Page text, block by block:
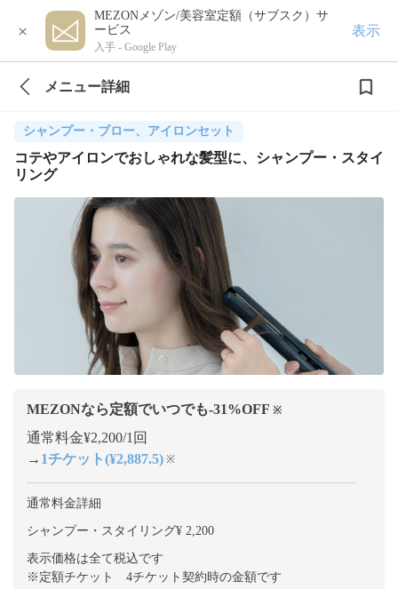
×
MEZONメゾン/美容室定額（サブスク）サ
ービス
入手 - Google Play
表示
メニュー詳細
シャンプー・ブロー、アイロンセット
コテやアイロンでおしゃれな髪型に、シャンプー・スタイ
リング
MEZONなら定額でいつでも-31%OFF ※
通常料金¥2,200/1回
→ 1チケット(¥2,887.5) ※
通常料金詳細
シャンプー・スタイリング¥ 2,200
表示価格は全て税込です
※定額チケット 4チケット契約時の金額です